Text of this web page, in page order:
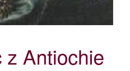
z Antiochie